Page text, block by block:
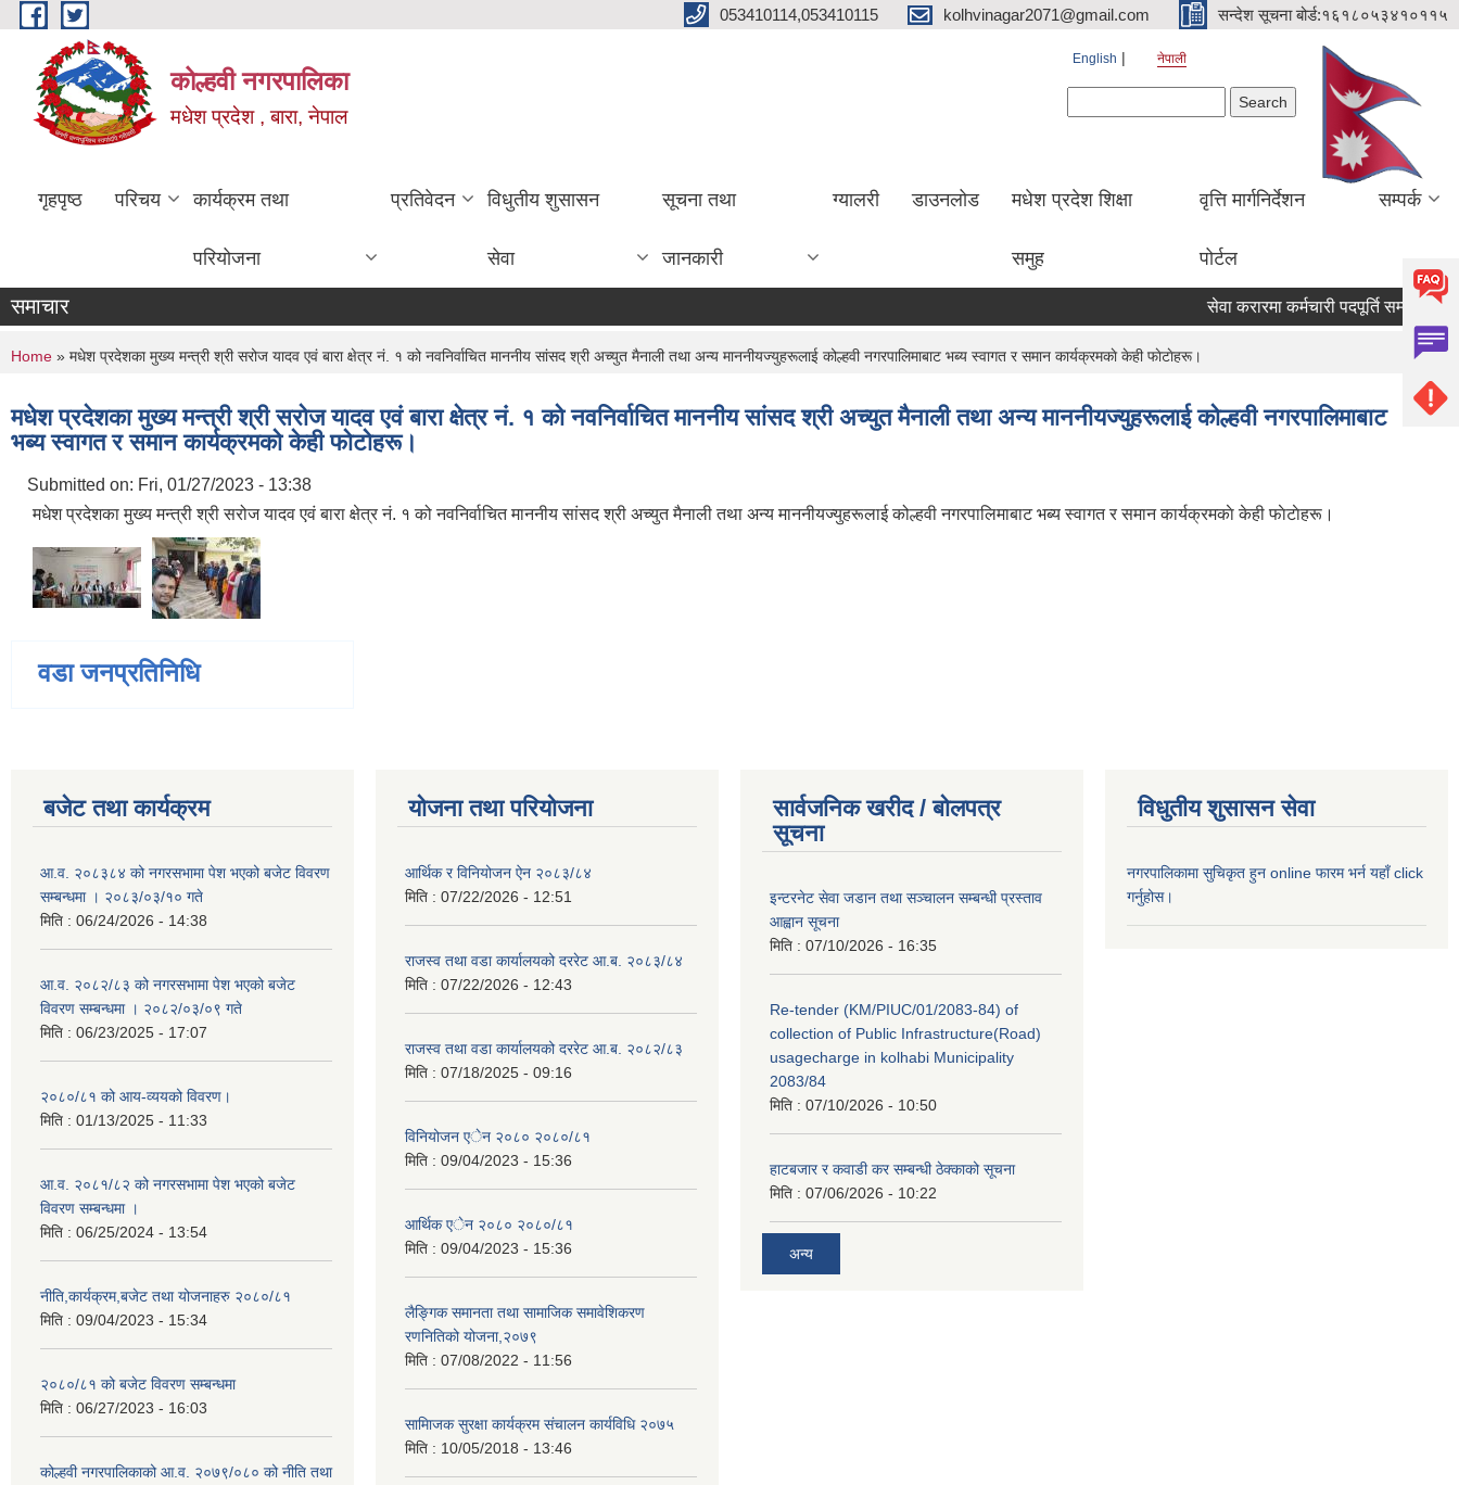
Skip to main content 053410114,053410115 kolhvinagar2071@gmail.com सन्देश सूचना बोर्ड:१६१८०५३४१०११५
कोल्हवी नगरपालिका
मधेश प्रदेश , बारा, नेपाल
English नेपाली
गृहपृष्ठ परिचय कार्यक्रम तथा
परियोजना
प्रतिवेदन विधुतीय शुसासन
सेवा
सूचना तथा
जानकारी
ग्यालरी डाउनलोड मधेश प्रदेश शिक्षा
समुह
वृत्ति मार्गनिर्देशन
पोर्टल
सम्पर्क
समाचार सेवा करारमा कर्मचारी पदपूर्ति सम्बन्धी सूचना
You are here
Home » मधेश प्रदेशका मुख्य मन्त्री श्री सरोज यादव एवं बारा क्षेत्र नं. १ को नवनिर्वाचित माननीय सांसद श्री अच्युत मैनाली तथा अन्य माननीयज्युहरूलाई कोल्हवी नगरपालिमाबाट भब्य स्वागत र समान कार्यक्रमकाे केही फाेटाेहरू।
मधेश प्रदेशका मुख्य मन्त्री श्री सरोज यादव एवं बारा क्षेत्र नं. १ को नवनिर्वाचित माननीय सांसद श्री अच्युत मैनाली तथा अन्य माननीयज्युहरूलाई कोल्हवी नगरपालिमाबाट
भब्य स्वागत र समान कार्यक्रमकाे केही फाेटाेहरू।
Submitted on: Fri, 01/27/2023 - 13:38
मधेश प्रदेशका मुख्य मन्त्री श्री सरोज यादव एवं बारा क्षेत्र नं. १ को नवनिर्वाचित माननीय सांसद श्री अच्युत मैनाली तथा अन्य माननीयज्युहरूलाई कोल्हवी नगरपालिमाबाट भब्य स्वागत र समान कार्यक्रमकाे केही फाेटाेहरू।
वडा जनप्रतिनिधि
बजेट तथा कार्यक्रम
आ.व. २०८३८४ को नगरसभामा पेश भएको बजेट विवरण
सम्बन्धमा । २०८३/०३/१० गते
मिति : 06/24/2026 - 14:38
आ.व. २०८२/८३ को नगरसभामा पेश भएको बजेट
विवरण सम्बन्धमा । २०८२/०३/०९ गते
मिति : 06/23/2025 - 17:07
२०८०/८१ को आय-व्ययको विवरण।
मिति : 01/13/2025 - 11:33
आ.व. २०८१/८२ को नगरसभामा पेश भएको बजेट
विवरण सम्बन्धमा ।
मिति : 06/25/2024 - 13:54
नीति,कार्यक्रम,बजेट तथा योजनाहरु २०८०/८१
मिति : 09/04/2023 - 15:34
२०८०/८१ को बजेट विवरण सम्बन्धमा
मिति : 06/27/2023 - 16:03
कोल्हवी नगरपालिकाको आ.व. २०७९/०८० को नीति तथा
योजना तथा परियोजना
आर्थिक र विनियोजन ऐन २०८३/८४
मिति : 07/22/2026 - 12:51
राजस्व तथा वडा कार्यालयको दररेट आ.ब. २०८३/८४
मिति : 07/22/2026 - 12:43
राजस्व तथा वडा कार्यालयको दररेट आ.ब. २०८२/८३
मिति : 07/18/2025 - 09:16
विनियोजन एेन २०८० २०८०/८१
मिति : 09/04/2023 - 15:36
आर्थिक एेन २०८० २०८०/८१
मिति : 09/04/2023 - 15:36
लैङ्गिक समानता तथा सामाजिक समावेशिकरण
रणनितिको योजना,२०७९
मिति : 07/08/2022 - 11:56
सामािजक सुरक्षा कार्यक्रम संचालन कार्यविधि २०७५
मिति : 10/05/2018 - 13:46
सार्वजनिक खरीद / बोलपत्र
सूचना
इन्टरनेट सेवा जडान तथा सञ्चालन सम्बन्धी प्रस्ताव
आह्वान सूचना
मिति : 07/10/2026 - 16:35
Re-tender (KM/PIUC/01/2083-84) of
collection of Public Infrastructure(Road)
usagecharge in kolhabi Municipality
2083/84
मिति : 07/10/2026 - 10:50
हाटबजार र कवाडी कर सम्बन्धी ठेक्काको सूचना
मिति : 07/06/2026 - 10:22
अन्य
विधुतीय शुसासन सेवा
नगरपालिकामा सुचिकृत हुन online फारम भर्न यहाँ click
गर्नुहोस।